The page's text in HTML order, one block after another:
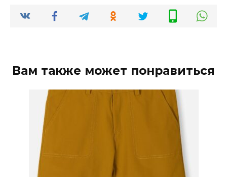
Вам также может понравиться